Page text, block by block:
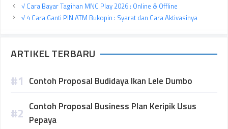
√ Cara Bayar Tagihan MNC Play 2026 : Online & Offline
√ 4 Cara Ganti PIN ATM Bukopin : Syarat dan Cara Aktivasinya
ARTIKEL TERBARU
Contoh Proposal Budidaya Ikan Lele Dumbo
Contoh Proposal Business Plan Keripik Usus
Pepaya